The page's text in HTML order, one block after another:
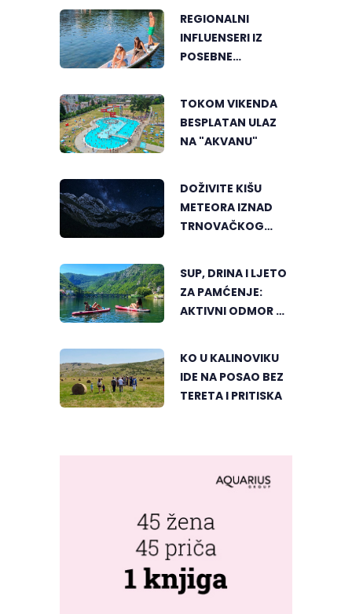
REGIONALNI
INFLUENSERI IZ
POSEBNE
TOKOM VIKENDA
BESPLATAN ULAZ
NA "AKVANU"
DOŽIVITE KIŠU
METEORA IZNAD
TRNOVAČKOG
SUP, DRINA I LJETO
ZA PAMĆENJE:
AKTIVNI ODMOR U
KO U KALINOVIKU
IDE NA POSAO BEZ
TERETA I PRITISKA